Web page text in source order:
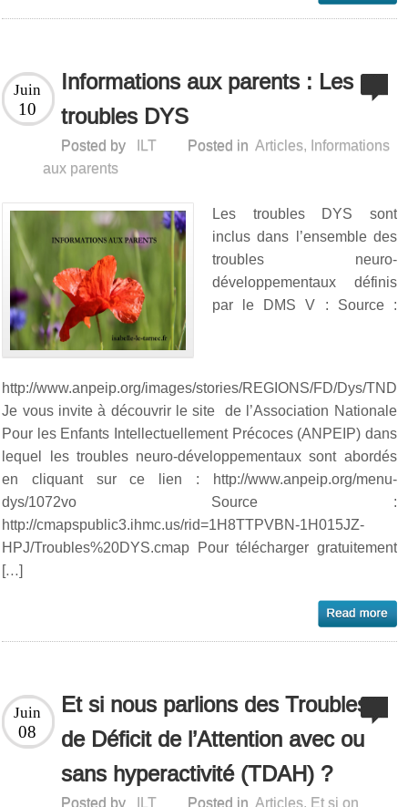
Informations aux parents : Les
troubles DYS
Juin
10
Posted by ILT Posted in Articles, Informations
aux parents
Les troubles DYS sont
inclus dans l’ensemble des
troubles neuro-
développementaux définis
par le DMS V : Source :
http://www.anpeip.org/images/stories/REGIONS/FD/Dys/
Je vous invite à découvrir le site de l’Association Nationale
Pour les Enfants Intellectuellement Précoces (ANPEIP) dans
lequel les troubles neuro-développementaux sont abordés
en cliquant sur ce lien : http://www.anpeip.org/menu-
dys/1072vo Source :
http://cmapspublic3.ihmc.us/rid=1H8TTPVBN-1H015JZ-
HPJ/Troubles%20DYS.cmap Pour télécharger gratuitement
[…]
Et si nous parlions des Troubles
de Déficit de l’Attention avec ou
sans hyperactivité (TDAH) ?
Juin
08
Posted by ILT Posted in Articles, Et si on